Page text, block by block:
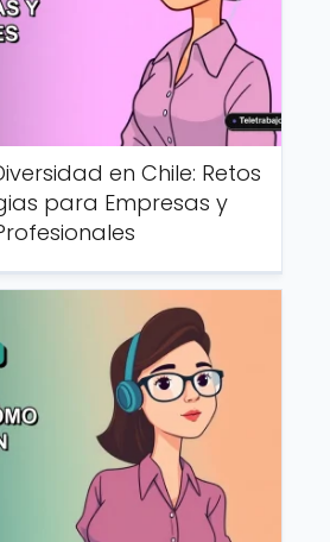
en Chile: Retos
para Empresas y